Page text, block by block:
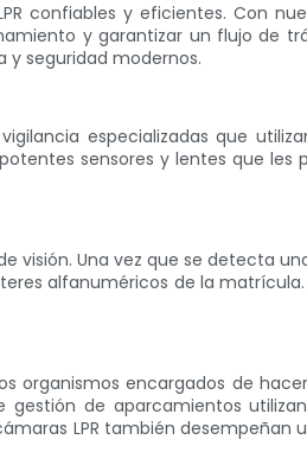
confiables y eficientes. Con
y garantizar un flujo de
y seguridad modernos.
especializadas que
sensores y lentes que
visión. Una vez que se detecta
alfanuméricos de la
organismos encargados de
de aparcamientos
LPR también